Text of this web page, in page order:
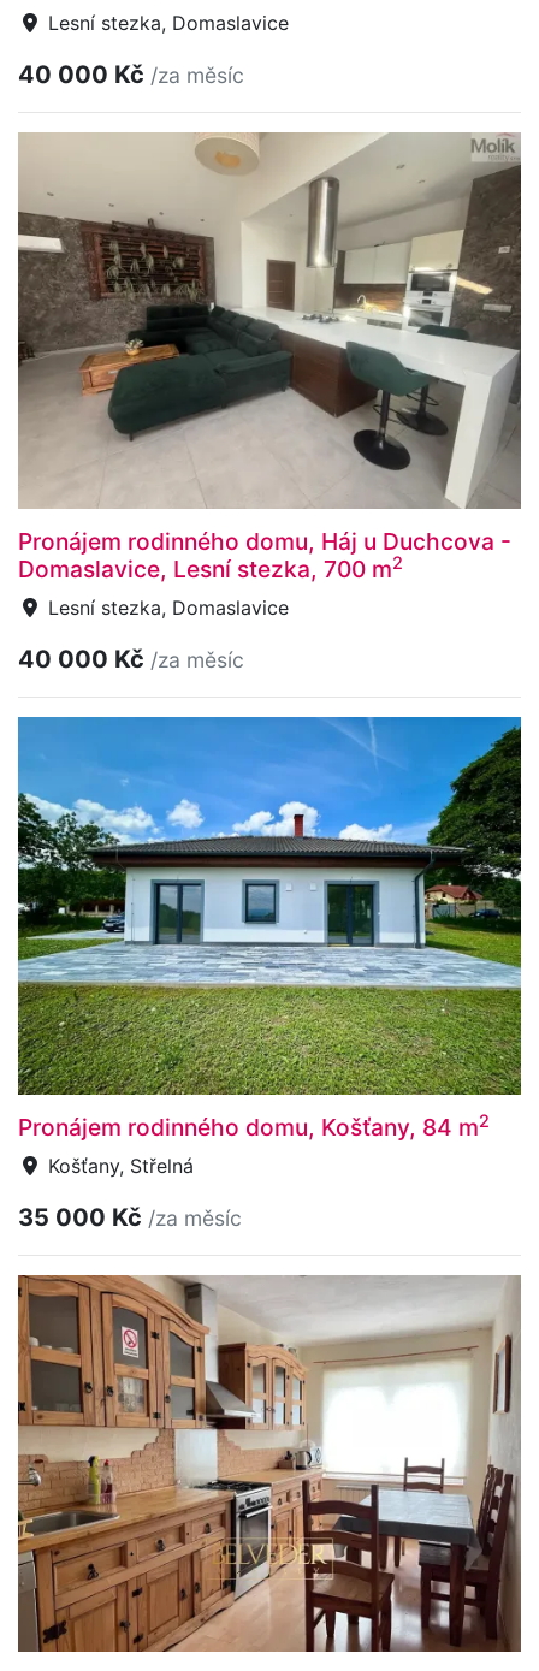
Lesní stezka, Domaslavice
40 000 Kč /za měsíc
Pronájem rodinného domu, Háj u Duchcova -
Domaslavice, Lesní stezka, 700 m2
Lesní stezka, Domaslavice
40 000 Kč /za měsíc
Pronájem rodinného domu, Košťany, 84 m2
Košťany, Střelná
35 000 Kč /za měsíc